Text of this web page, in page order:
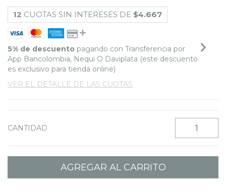
12 CUOTAS SIN INTERESES DE $4.667
5% de descuento pagando con Transferencia por
App Bancolombia, Nequi O Daviplata (este descuento
es exclusivo para tienda online)
VER EL DETALLE DE LAS CUOTAS
CANTIDAD